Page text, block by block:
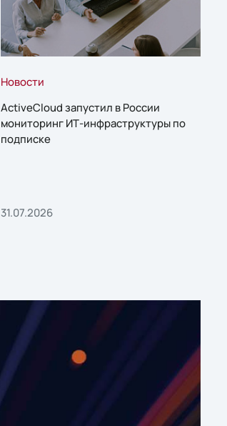
Новости
ActiveCloud запустил в России
мониторинг ИТ-инфраструктуры по
подписке
31.07.2026